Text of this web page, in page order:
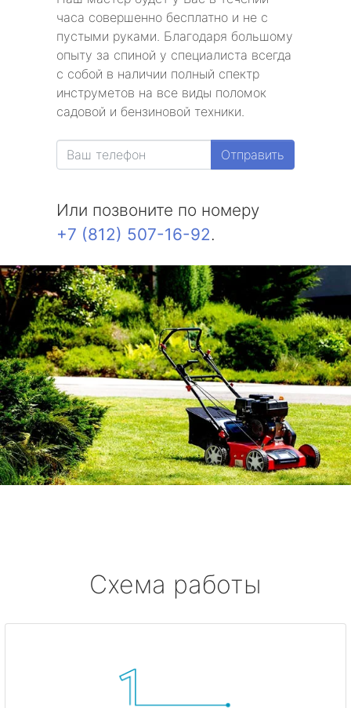
часа совершенно бесплатно и не с
пустыми руками. Благодаря большому
опыту за спиной у специалиста всегда
с собой в наличии полный спектр
инструметов на все виды поломок
садовой и бензиновой техники.
Отправить
Или позвоните по номеру
+7 (812) 507-16-92.
Схема работы